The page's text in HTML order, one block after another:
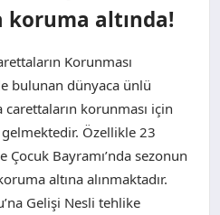
koruma altında!
Korunması
bulunan dünyaca ünlü
carettaların korunması için
Özellikle 23
Bayramı’nda sezonun
altına alınmaktadır.
Gelişi Nesli tehlike